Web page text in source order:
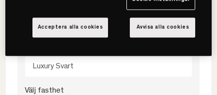
210x210
Luxury Svart
Välj fasthet
Avvisa alla cookies
Acceptera alla cookies